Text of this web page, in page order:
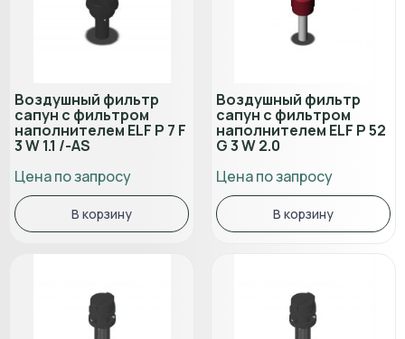
Воздушный фильтр
сапун с фильтром
наполнителем ELF P 7 F
3 W 1.1 /-AS
Цена по запросу
В корзину
Воздушный фильтр
сапун с фильтром
наполнителем ELF P 52
G 3 W 2.0
Цена по запросу
В корзину